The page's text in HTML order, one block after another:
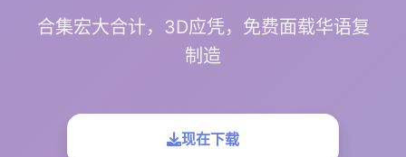
合集宏大合计，3D应凭，免费面载华语复
制造
现在下载